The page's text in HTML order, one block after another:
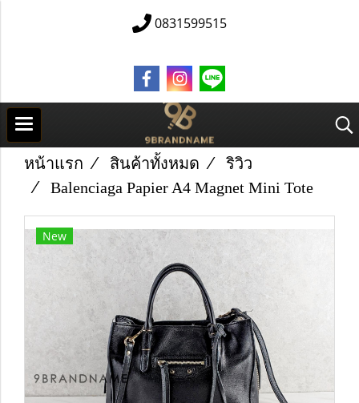
0831599515
หน้าแรก สินค้าทั้งหมด
ริวิว
Balenciaga Papier A4 Magnet Mini Tote
New